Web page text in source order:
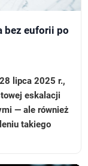
bez euforii po
lipca 2025 r.,
eskalacji
— ale również
takiego